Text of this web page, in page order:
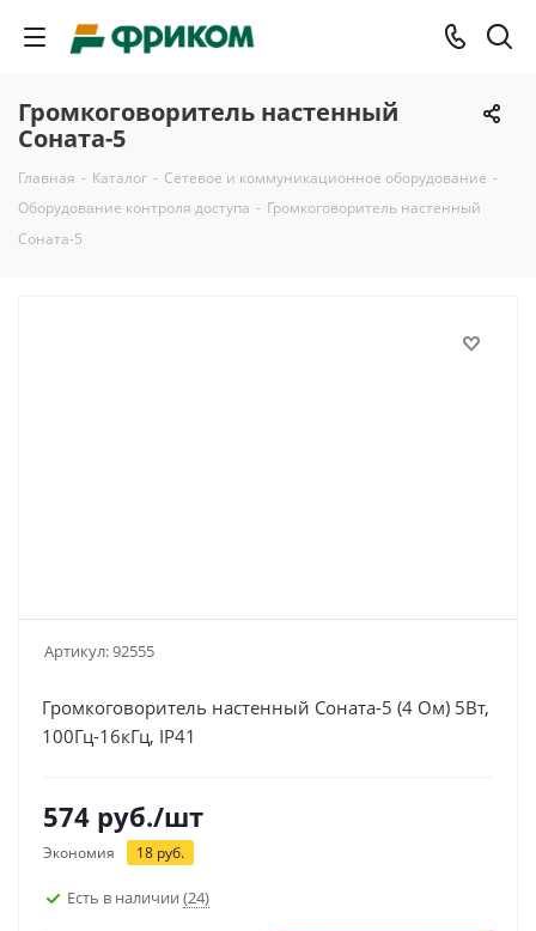
Громкоговоритель настенный
Соната-5
Главная - Каталог - Сетевое и коммуникационное оборудование -
Оборудование контроля доступа - Громкоговоритель настенный
Соната-5
Артикул:92555
Громкоговоритель настенный Соната-5 (4 Ом) 5Вт,
100Гц-16кГц, IP41
574 руб./шт
Экономия 18 руб.
Есть в наличии (24)